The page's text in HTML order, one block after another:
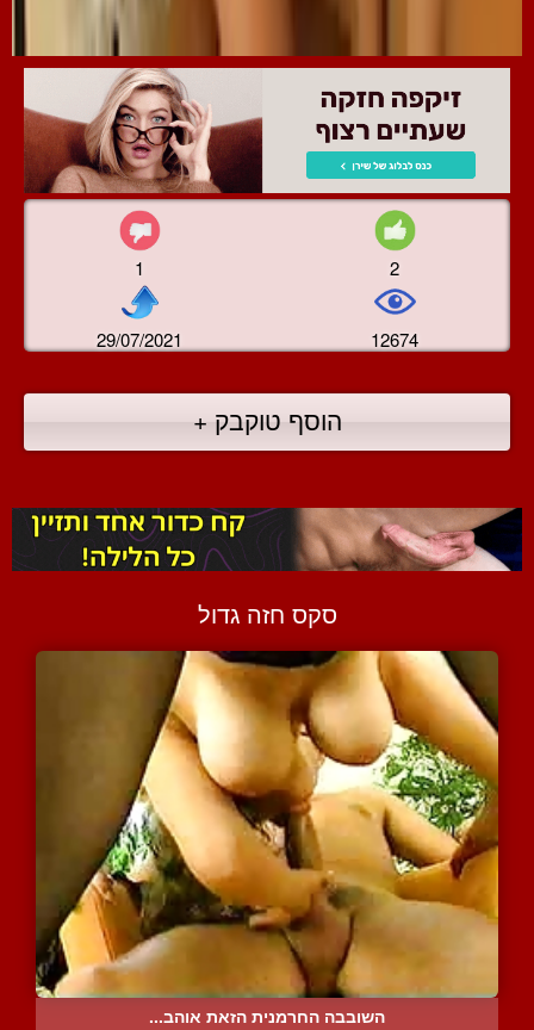
1 2
29/07/2021 12674
הוסף טוקבק +
סקס חזה גדול
השובבה החרמנית הזאת אוהב...